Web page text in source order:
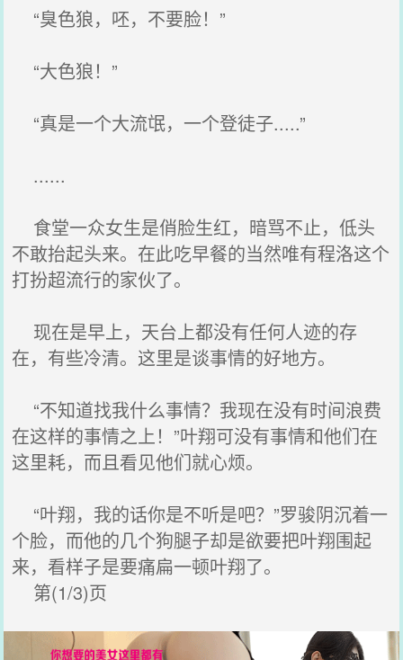
“臭色狼，呸，不要脸！”
“大色狼！”
“真是一个大流氓，一个登徒子.....”
......
食堂一众女生是俏脸生红，暗骂不止，低头
不敢抬起头来。在此吃早餐的当然唯有程洛这个
打扮超流行的家伙了。
现在是早上，天台上都没有任何人迹的存
在，有些冷清。这里是谈事情的好地方。
“不知道找我什么事情？我现在没有时间浪费
在这样的事情之上！”叶翔可没有事情和他们在
这里耗，而且看见他们就心烦。
“叶翔，我的话你是不听是吧？”罗骏阴沉着一
个脸，而他的几个狗腿子却是欲要把叶翔围起
来，看样子是要痛扁一顿叶翔了。
第(1/3)页